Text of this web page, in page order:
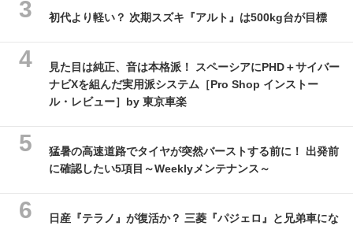
初代より軽い？ 次期スズキ『アルト』は500kg台が目標
見た目は純正、音は本格派！ スペーシアにPHD＋サイバー
ナビXを組んだ実用派システム［Pro Shop インストー
ル・レビュー］by 東京車楽
猛暑の高速道路でタイヤが突然バーストする前に！ 出発前
に確認したい5項目～Weeklyメンテナンス～
日産『テラノ』が復活か？ 三菱『パジェロ』と兄弟車にな